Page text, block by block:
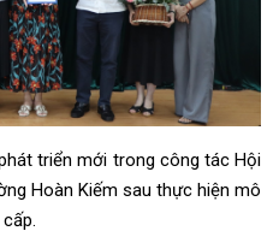
triển mới trong công tác Hội
Hoàn Kiếm sau thực hiện mô